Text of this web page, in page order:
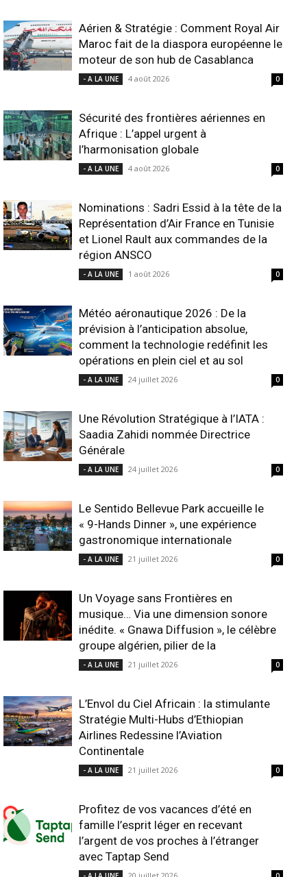
Aérien & Stratégie : Comment Royal Air
Maroc fait de la diaspora européenne le
moteur de son hub de Casablanca
- A LA UNE 4 août 2026 0
Sécurité des frontières aériennes en
Afrique : L’appel urgent à
l’harmonisation globale
- A LA UNE 4 août 2026 0
Nominations : Sadri Essid à la tête de la
Représentation d’Air France en Tunisie
et Lionel Rault aux commandes de la
région ANSCO
- A LA UNE 1 août 2026 0
Météo aéronautique 2026 : De la
prévision à l’anticipation absolue,
comment la technologie redéfinit les
opérations en plein ciel et au sol
- A LA UNE 24 juillet 2026 0
Une Révolution Stratégique à l’IATA :
Saadia Zahidi nommée Directrice
Générale
- A LA UNE 24 juillet 2026 0
Le Sentido Bellevue Park accueille le
« 9-Hands Dinner », une expérience
gastronomique internationale
- A LA UNE 21 juillet 2026 0
Un Voyage sans Frontières en
musique… Via une dimension sonore
inédite. « Gnawa Diffusion », le célèbre
groupe algérien, pilier de la
- A LA UNE 21 juillet 2026 0
L’Envol du Ciel Africain : la stimulante
Stratégie Multi-Hubs d’Ethiopian
Airlines Redessine l’Aviation
Continentale
- A LA UNE 21 juillet 2026 0
Profitez de vos vacances d’été en
famille l’esprit léger en recevant
l’argent de vos proches à l’étranger
avec Taptap Send